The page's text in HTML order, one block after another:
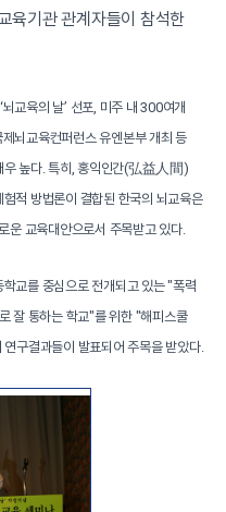
육기관 관계자들이 참석한
교육의 날’ 선포, 미주 내 300여개
뇌교육컨퍼런스 유엔본부 개최 등
우 높다. 특히, 홍익인간(弘益人間)
적 방법론이 결합된 한국의 뇌교육은
운 교육대안으로서 주목받고 있다.
교를 중심으로 전개되고 있는 "폭력
잘 통하는 학교"를 위한 "해피스쿨
구결과들이 발표되어 주목을 받았다.